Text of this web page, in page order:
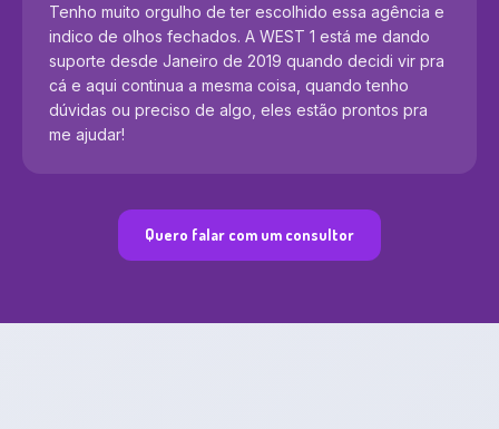
Tenho muito orgulho de ter escolhido essa agência e
indico de olhos fechados. A WEST 1 está me dando
suporte desde Janeiro de 2019 quando decidi vir pra
cá e aqui continua a mesma coisa, quando tenho
dúvidas ou preciso de algo, eles estão prontos pra
me ajudar!
Quero falar com um consultor